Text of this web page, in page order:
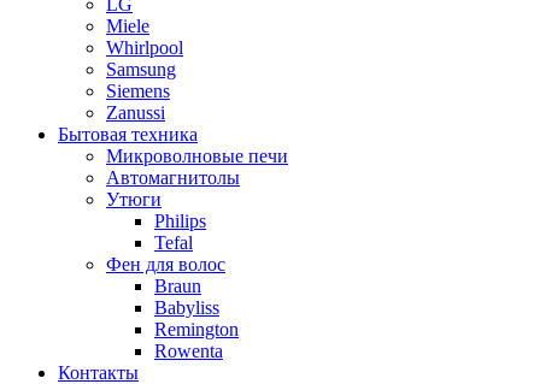
LG
Miele
Whirlpool
Samsung
Siemens
Zanussi
Бытовая техника
Микроволновые печи
Автомагнитолы
Утюги
Philips
Tefal
Фен для волос
Braun
Babyliss
Remington
Rowenta
Контакты